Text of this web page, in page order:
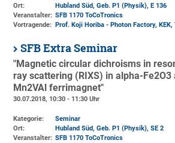
Ort:
Hubland Süd, Geb. P1 (Physik), E 136
Veranstalter: SFB 1170 ToCoTronics
Vortragende: Prof. Koji Horiba - Photon Factory,
SFB Extra Seminar
"Magnetic circular dichroisms in
ray scattering (RIXS) in alpha-Fe2O3
Mn2VAl ferrimagnet"
30.07.2018, 10:30 - 11:30 Uhr
Kategorie:
Seminar
Ort:
Hubland Süd, Geb. P1 (Physik), SE 2
Veranstalter: SFB 1170 ToCoTronics